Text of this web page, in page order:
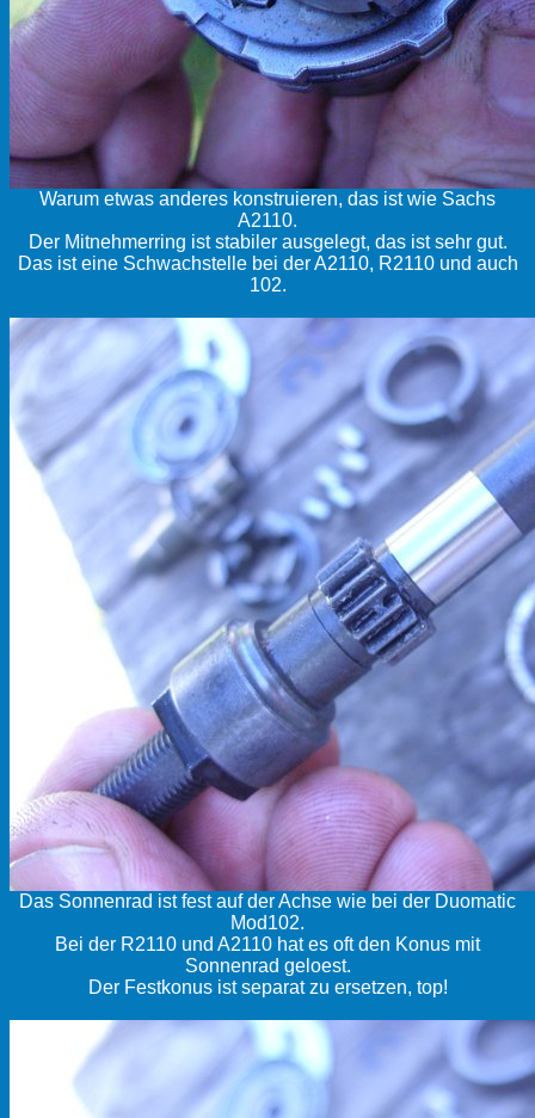
Warum etwas anderes konstruieren, das ist wie Sachs
A2110.
Der Mitnehmerring ist stabiler ausgelegt, das ist sehr gut.
Das ist eine Schwachstelle bei der A2110, R2110 und auch
102.
Das Sonnenrad ist fest auf der Achse wie bei der Duomatic
Mod102.
Bei der R2110 und A2110 hat es oft den Konus mit
Sonnenrad geloest.
Der Festkonus ist separat zu ersetzen, top!